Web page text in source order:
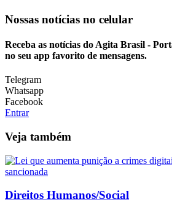
Nossas notícias no celular
Receba as notícias do Agita Brasil -
no seu app favorito de mensagens.
Telegram
Whatsapp
Facebook
Entrar
Veja também
Direitos Humanos/Social